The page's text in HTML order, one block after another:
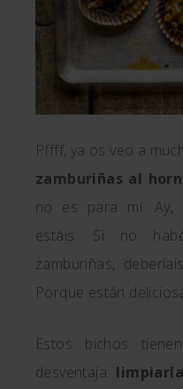
Pffff, ya os veo a
zamburiñas al
no es para mí. Ay,
estáis. Si no
zamburiñas,
Porque están
Estos bichos
desventaja: